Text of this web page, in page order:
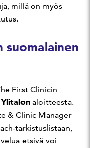
millä on myös
suomalainen
First Clinicin
aloitteesta.
& Clinic Manager
tarkistuslistaan,
etsivä voi